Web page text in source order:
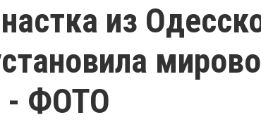
из
- ФОТО